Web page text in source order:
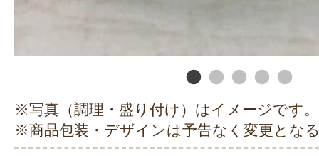
※写真（調理・盛り付け）はイメージです。
※商品包装・デザインは予告なく変更とな